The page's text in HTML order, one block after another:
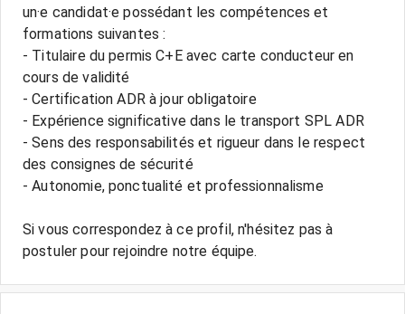
un·e candidat·e possédant les compétences et
formations suivantes :
- Titulaire du permis C+E avec carte conducteur en
cours de validité
- Certification ADR à jour obligatoire
- Expérience significative dans le transport SPL ADR
- Sens des responsabilités et rigueur dans le respect
des consignes de sécurité
- Autonomie, ponctualité et professionnalisme
Si vous correspondez à ce profil, n'hésitez pas à